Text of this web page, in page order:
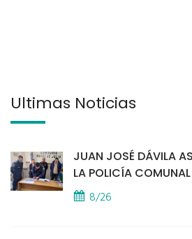
Últimas Noticias
JUAN JOSÉ DÁVILA
LA POLICÍA COMUNAL
8/26